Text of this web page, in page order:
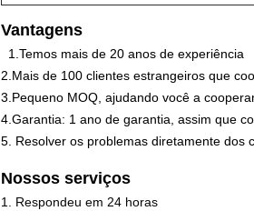
Vantagens
1.Temos mais de 20 anos de experiência
2.Mais de 100 clientes estrangeiros que
3.Pequeno MOQ, ajudando você a
4.Garantia: 1 ano de garantia, assim que
5. Resolver os problemas diretamente dos
Nossos serviços
1. Respondeu em 24 horas